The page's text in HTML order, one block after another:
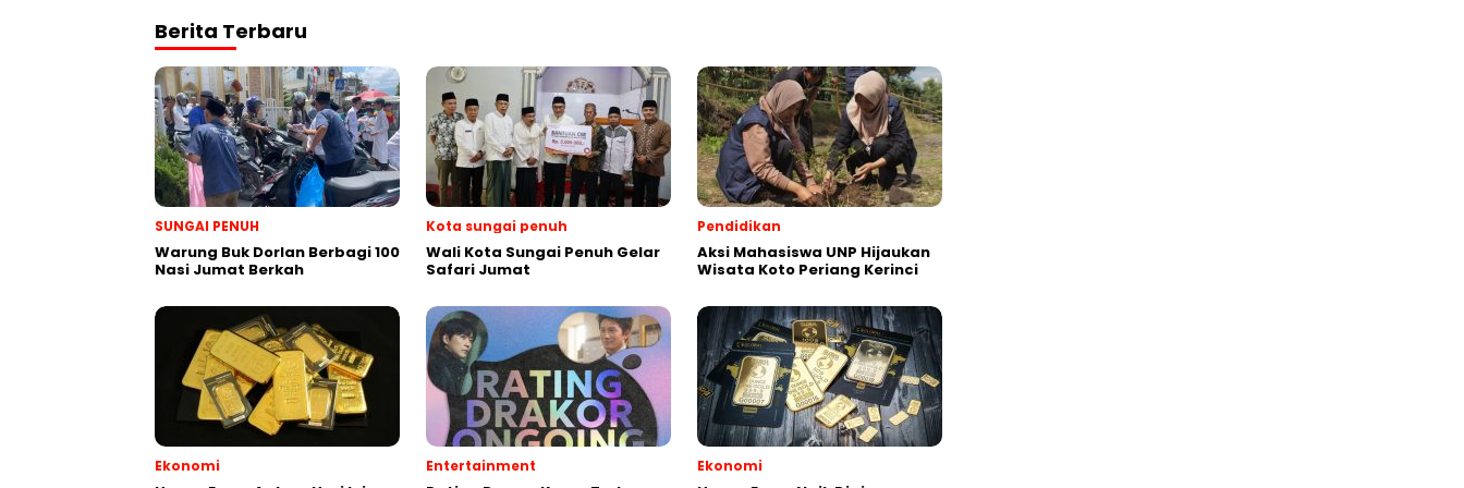
Berita Terbaru
SUNGAI PENUH
Warung Buk Dorlan Berbagi 100
Nasi Jumat Berkah
Kota sungai penuh
Wali Kota Sungai Penuh Gelar
Safari Jumat
Pendidikan
Aksi Mahasiswa UNP Hijaukan
Wisata Koto Periang Kerinci
Ekonomi Entertainment Ekonomi